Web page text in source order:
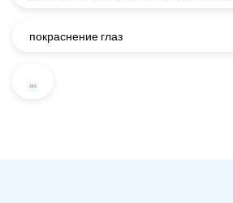
покраснение глаз
...